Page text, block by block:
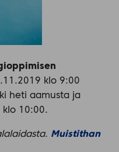
klo 9:00
heti aamusta ja
klo 10:00.
Muistithan